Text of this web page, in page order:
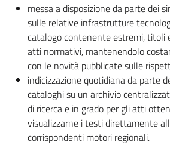
messa a disposizione da parte dei
sulle relative infrastrutture
catalogo contenente estremi, titoli
atti normativi, mantenendolo
con le novità pubblicate sulle
indicizzazione quotidiana da parte
cataloghi su un archivio
di ricerca e in grado per gli atti
visualizzarne i testi direttamente
corrispondenti motori regionali.